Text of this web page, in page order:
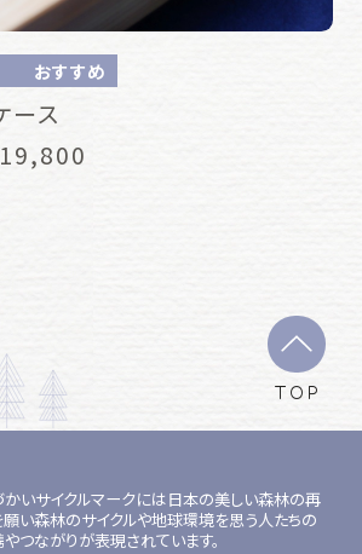
おすすめ
ース
TOP
いサイクルマークには日本の美しい森林の再
い森林のサイクルや地球環境を思う人たちの
つながりが表現されています。